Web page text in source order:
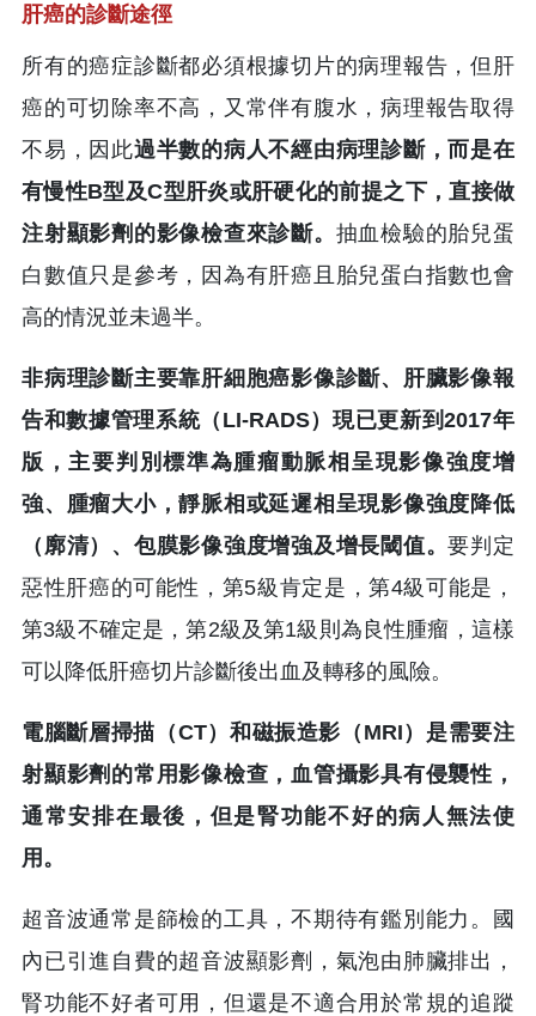
肝癌的診斷途徑
所有的癌症診斷都必須根據切片的病理報告，但肝
癌的可切除率不高，又常伴有腹水，病理報告取得
不易，因此過半數的病人不經由病理診斷，而是在
有慢性B型及C型肝炎或肝硬化的前提之下，直接做
注射顯影劑的影像檢查來診斷。 抽血檢驗的胎兒蛋
白數值只是參考，因為有肝癌且胎兒蛋白指數也會
高的情況並未過半。
非病理診斷主要靠肝細胞癌影像診斷、肝臟影像報
告和數據管理系統（LI-RADS）現已更新到2017年
版，主要判別標準為腫瘤動脈相呈現影像強度增
強、腫瘤大小，靜脈相或延遲相呈現影像強度降低
（廓清）、包膜影像強度增強及增長閾值。要判定
惡性肝癌的可能性，第5級肯定是，第4級可能是，
第3級不確定是，第2級及第1級則為良性腫瘤，這樣
可以降低肝癌切片診斷後出血及轉移的風險。
電腦斷層掃描（CT）和磁振造影（MRI）是需要注
射顯影劑的常用影像檢查，血管攝影具有侵襲性，
通常安排在最後，但是腎功能不好的病人無法使
用。
超音波通常是篩檢的工具，不期待有鑑別能力。國
內已引進自費的超音波顯影劑，氣泡由肺臟排出，
腎功能不好者可用，但還是不適合用於常規的追蹤